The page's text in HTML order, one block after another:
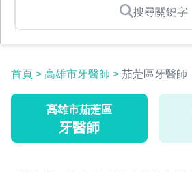
搜尋關鍵字
首頁 > 高雄市牙醫師 > 茄萣區牙醫師
高雄市茄萣區
牙醫師